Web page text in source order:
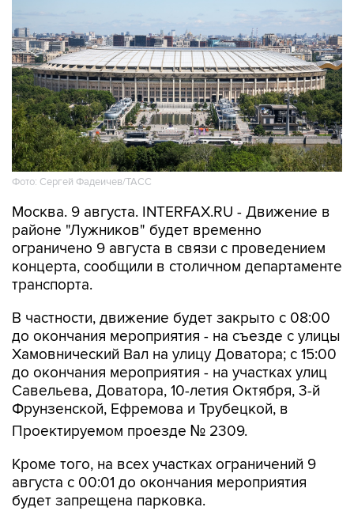
Фото: Сергей Фадеичев/ТАСС
Москва. 9 августа. INTERFAX.RU - Движение в
районе "Лужников" будет временно
ограничено 9 августа в связи с проведением
концерта, сообщили в столичном департаменте
транспорта.
В частности, движение будет закрыто с 08:00
до окончания мероприятия - на съезде с улицы
Хамовнический Вал на улицу Доватора; с 15:00
до окончания мероприятия - на участках улиц
Савельева, Доватора, 10-летия Октября, 3-й
Фрунзенской, Ефремова и Трубецкой, в
Проектируемом проезде № 2309.
Кроме того, на всех участках ограничений 9
августа с 00:01 до окончания мероприятия
будет запрещена парковка.